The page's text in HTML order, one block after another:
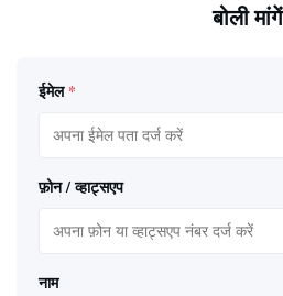
बोली मांगें
ईमेल *
फ़ोन / व्हाट्सएप
नाम